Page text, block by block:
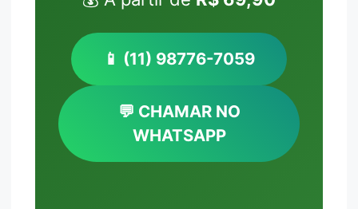
📱 (11) 98776-7059
💬 CHAMAR NO
WHATSAPP